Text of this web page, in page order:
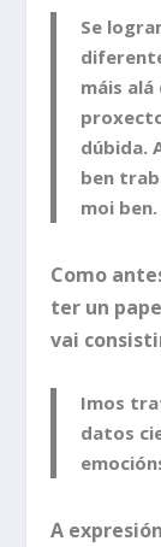
Se
máis
dúbida.
ben
moi ben.
Como
ter un
vai
Imos
datos
A